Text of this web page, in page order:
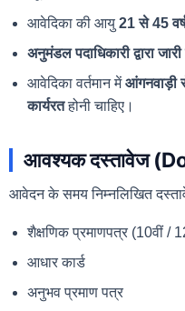
आवेदिका की आयु 21 से 45
अनुमंडल पदाधिकारी द्वारा
आवेदिका वर्तमान मेंआंगनवाड़ी
कार्यरतहोनी चाहिए।
आवश्यक दस्तावेज
आवेदन के समय निम्नलिखित
शैक्षणिक प्रमाणपत्र (10वीं /
आधार कार्ड
अनुभव प्रमाण पत्र